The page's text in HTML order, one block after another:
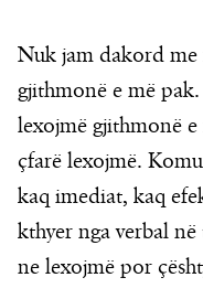
Nuk jam dakord
gjithmonë e më
lexojmë gjithmonë e
çfarë lexojmë.
kaq imediat, kaq
kthyer nga verbal
ne lexojmë por